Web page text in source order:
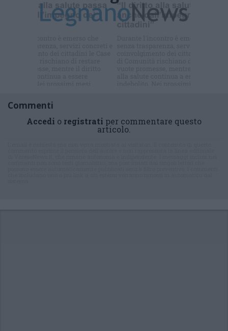
Iscriviti alla
newsletter
Commenti
Accedi o registrati per commentare questo
articolo.